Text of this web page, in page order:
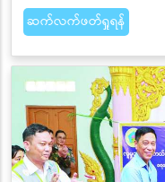
ဆက်လက်ဖတ်ရှုရန်